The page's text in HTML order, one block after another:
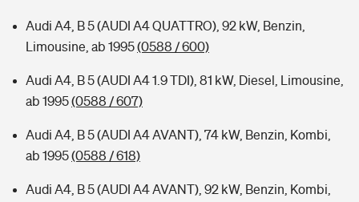
Audi A4, B 5 (AUDI A4 QUATTRO), 92 kW, Benzin,
Limousine, ab 1995(0588 / 600)
Audi A4, B 5 (AUDI A4 1.9 TDI), 81 kW, Diesel, Limousine,
ab 1995(0588 / 607)
Audi A4, B 5 (AUDI A4 AVANT), 74 kW, Benzin, Kombi,
ab 1995(0588 / 618)
Audi A4, B 5 (AUDI A4 AVANT), 92 kW, Benzin, Kombi,